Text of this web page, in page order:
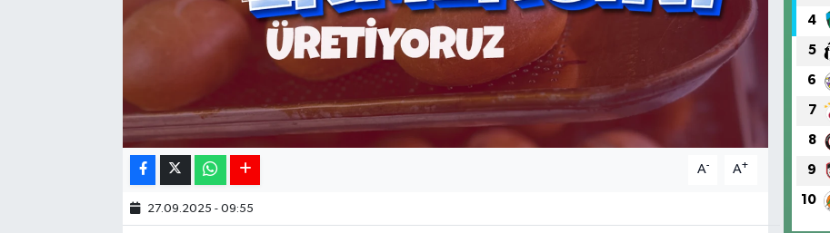
A- A+
27.09.2025 - 09:55
4
5
6
7
8
9
10